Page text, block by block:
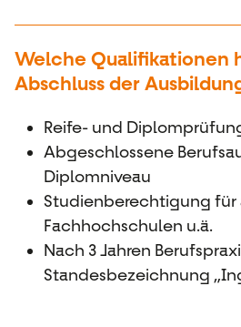
Welche Qualifikationen
Abschluss der
Reife- und
Abgeschlossene
Diplomniveau
Studienberechtigung für
Fachhochschulen u.ä.
Nach 3 Jahren
Standesbezeichnung